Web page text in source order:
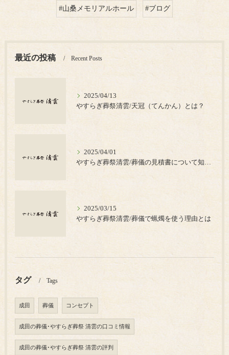
#山桑メモリアルホール #ブログ
最近の投稿 Recent Posts
2025/04/13
やすらぎ葬祭清雲/天冠（てんかん）とは？
2025/04/01
やすらぎ葬祭清雲/葬儀の見積書について知っておきたいポイント
2025/03/15
やすらぎ葬祭清雲/葬儀で蝋燭を使う理由とは
タグ Tags
成田 葬儀 コンセプト
成田の葬儀･やすらぎ葬祭 清雲の口コミ情報
成田の葬儀･やすらぎ葬祭 清雲の評判